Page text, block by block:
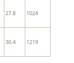
27.8 1024
30.4 1219